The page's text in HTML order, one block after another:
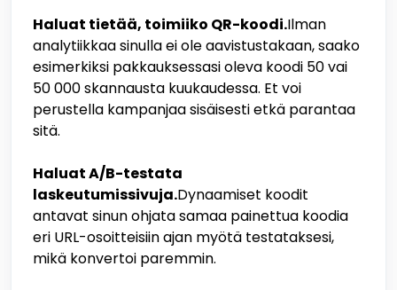
Haluat tietää, toimiiko QR-koodi.Ilman
analytiikkaa sinulla ei ole aavistustakaan, saako
esimerkiksi pakkauksessasi oleva koodi 50 vai
50 000 skannausta kuukaudessa. Et voi
perustella kampanjaa sisäisesti etkä parantaa
sitä.
Haluat A/B-testata
laskeutumissivuja.Dynaamiset koodit
antavat sinun ohjata samaa painettua koodia
eri URL-osoitteisiin ajan myötä testataksesi,
mikä konvertoi paremmin.